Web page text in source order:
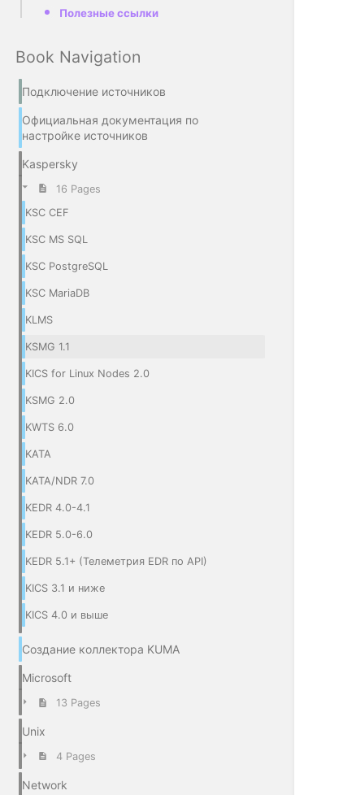
Полезные ссылки
Book Navigation
Подключение источников
Официальная документация по
настройке источников
Kaspersky
16 Pages
KSC CEF
KSC MS SQL
KSC PostgreSQL
KSC MariaDB
KLMS
KSMG 1.1
KICS for Linux Nodes 2.0
KSMG 2.0
KWTS 6.0
KATA
KATA/NDR 7.0
KEDR 4.0-4.1
KEDR 5.0-6.0
KEDR 5.1+ (Телеметрия EDR по API)
KICS 3.1 и ниже
KICS 4.0 и выше
Создание коллектора KUMA
Microsoft
13 Pages
Unix
4 Pages
Network